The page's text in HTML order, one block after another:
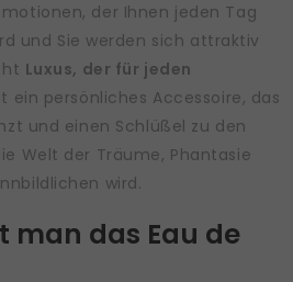
der Ihnen jeden Tag
und Sie werden sich attraktiv
Luxus, der für jeden
ein persönliches Accessoire, das
und einen Schlüßel zu den
Welt der Träume, Phantasie
wird.
man das Eau de